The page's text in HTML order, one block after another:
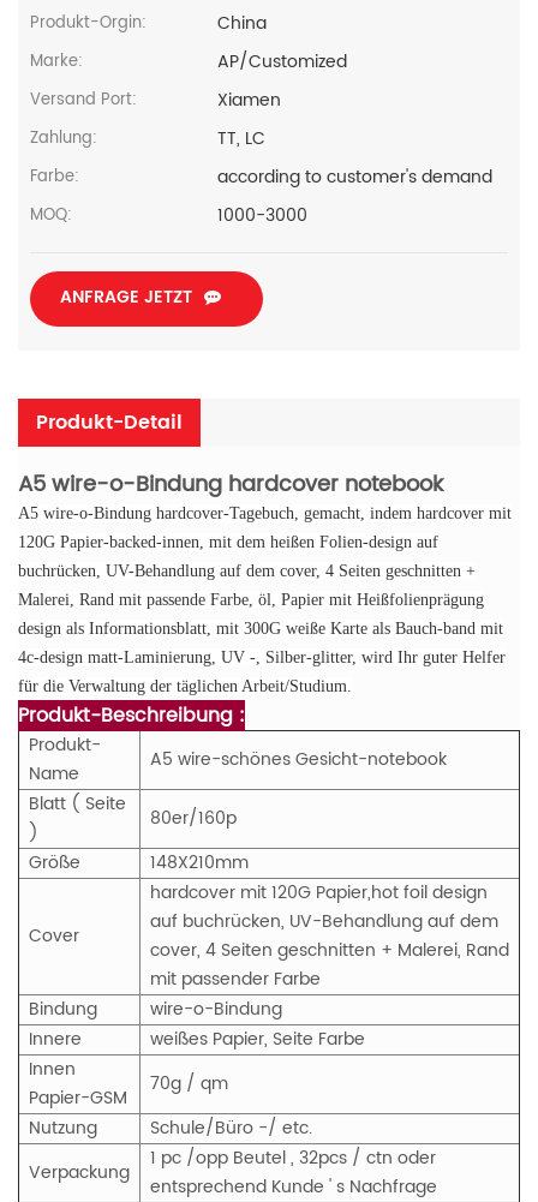
Produkt-Orgin: China
Marke: AP/Customized
Versand Port: Xiamen
Zahlung: TT, LC
Farbe: according to customer's demand
MOQ: 1000-3000
ANFRAGE JETZT
Produkt-Detail
A5 wire-o-Bindung hardcover notebook
A5 wire-o-Bindung hardcover-Tagebuch, gemacht, indem hardcover mit
120G Papier-backed-innen, mit dem heißen Folien-design auf
buchrücken, UV-Behandlung auf dem cover, 4 Seiten geschnitten +
Malerei, Rand mit passende Farbe, öl, Papier mit Heißfolienprägung
design als Informationsblatt, mit 300G weiße Karte als Bauch-band mit
4c-design matt-Laminierung, UV -, Silber-glitter, wird Ihr guter Helfer
für die Verwaltung der täglichen Arbeit/Studium.
Produkt-Beschreibung :
Produkt-
Name
A5 wire-schönes Gesicht-notebook
Blatt ( Seite
)
80er/160p
Größe
148X210mm
Cover
hardcover mit 120G Papier,hot foil design
auf buchrücken, UV-Behandlung auf dem
cover, 4 Seiten geschnitten + Malerei, Rand
mit passender Farbe
Bindung
wire-o-Bindung
Innere
weißes Papier, Seite Farbe
Innen
Papier-GSM
70g / qm
Nutzung
Schule/Büro -/ etc.
Verpackung
1 pc /opp Beutel, 32pcs / ctn oder
entsprechend Kunde ' s Nachfrage